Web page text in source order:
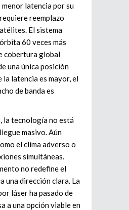
latencia por su
reemplazo
El sistema
60 veces más
cobertura global
una única posición
la latencia es mayor, el
de banda es
la tecnología no está
masivo. Aún
el clima adverso o
simultáneas.
no redefine el
una dirección clara. La
láser ha pasado de
a una opción viable en